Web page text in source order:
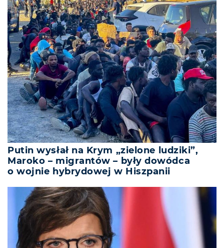
Putin wysłał na Krym „zielone ludziki”,
Maroko – migrantów – były dowódca
o wojnie hybrydowej w Hiszpanii